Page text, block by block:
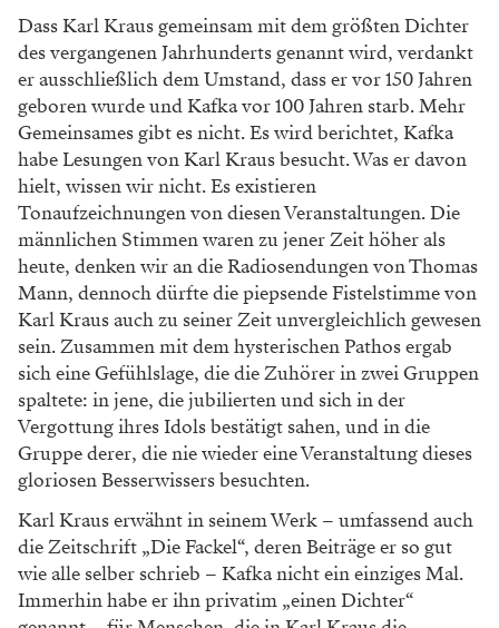
Dass Karl Kraus gemeinsam mit dem größten Dichter
des vergangenen Jahrhunderts genannt wird, verdankt
er ausschließlich dem Umstand, dass er vor 150 Jahren
geboren wurde und Kafka vor 100 Jahren starb. Mehr
Gemeinsames gibt es nicht. Es wird berichtet, Kafka
habe Lesungen von Karl Kraus besucht. Was er davon
hielt, wissen wir nicht. Es existieren
Tonaufzeichnungen von diesen Veranstaltungen. Die
männlichen Stimmen waren zu jener Zeit höher als
heute, denken wir an die Radiosendungen von Thomas
Mann, dennoch dürfte die piepsende Fistelstimme von
Karl Kraus auch zu seiner Zeit unvergleichlich gewesen
sein. Zusammen mit dem hysterischen Pathos ergab
sich eine Gefühlslage, die die Zuhörer in zwei Gruppen
spaltete: in jene, die jubilierten und sich in der
Vergottung ihres Idols bestätigt sahen, und in die
Gruppe derer, die nie wieder eine Veranstaltung dieses
gloriosen Besserwissers besuchten.
Karl Kraus erwähnt in seinem Werk – umfassend auch
die Zeitschrift „Die Fackel“, deren Beiträge er so gut
wie alle selber schrieb – Kafka nicht ein einziges Mal.
Immerhin habe er ihn privatim „einen Dichter“